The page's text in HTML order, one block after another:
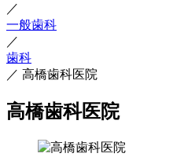
／
一般歯科
／
歯科
／ 高橋歯科医院
高橋歯科医院